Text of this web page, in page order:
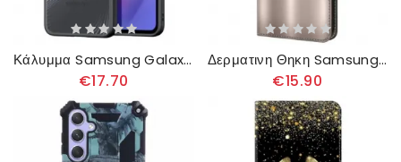
Κάλυμμα Samsung Galaxy A55 5g Σειρά Aimo Dux Ducis
€17.70
Δερματινη Θηκη Samsung Galaxy A55 5g Ασημένιο Λουλούδι
€15.90